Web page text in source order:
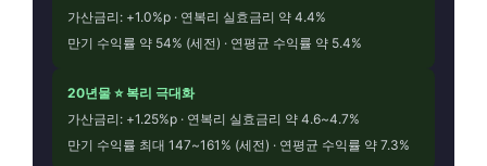
가산금리: +1.0%p · 연복리 실효금리 약 4.4%
만기 수익률 약 54% (세전) · 연평균 수익률 약 5.4%
20년물 ⭐ 복리 극대화
가산금리: +1.25%p · 연복리 실효금리 약 4.6~4.7%
만기 수익률 최대 147~161% (세전) · 연평균 수익률 약 7.3%